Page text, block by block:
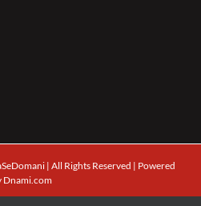
| All Rights Reserved | Powered
Dnami.com